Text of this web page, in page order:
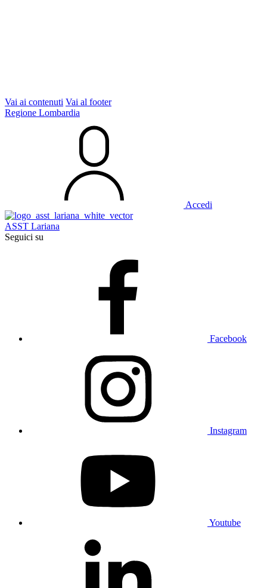
Vai ai contenuti Vai al footer
Regione Lombardia
Accedi
ASST Lariana
Seguici su
Facebook
Instagram
Youtube